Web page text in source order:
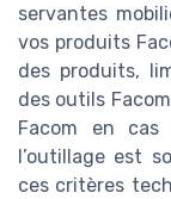
servantes
vos produits
des produits,
des outils
Facom en cas
l’outillage est
ces critères